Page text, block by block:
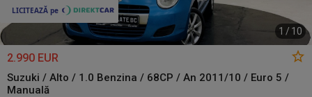
1 / 10
2.990 EUR
Suzuki / Alto / 1.0 Benzina / 68CP / An 2011/10 / Euro 5 /
Manuală